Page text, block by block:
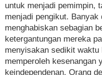
untuk menjadi pemimpin,
menjadi pengikut.
menghabiskan sebagian
ketergantungan mereka
menyisakan sedikit waktu
memperoleh kesenangan
keindependenan. Orang